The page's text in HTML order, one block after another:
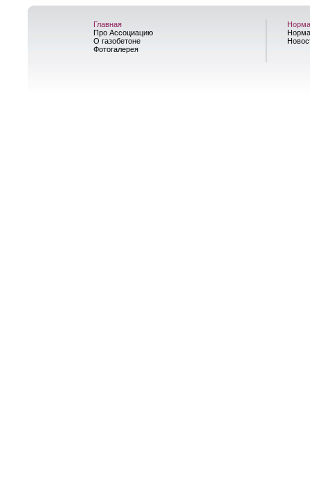
Главная
Про Ассоциацию
О газобетоне
Фотогалерея